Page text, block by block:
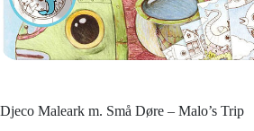
Djeco Maleark m. Små Døre – Malo’s Trip